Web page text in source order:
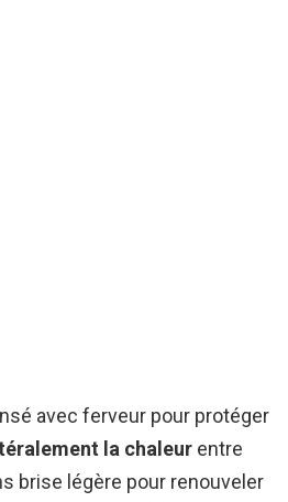
avec ferveur pour protéger
la chaleur entre
brise légère pour renouveler